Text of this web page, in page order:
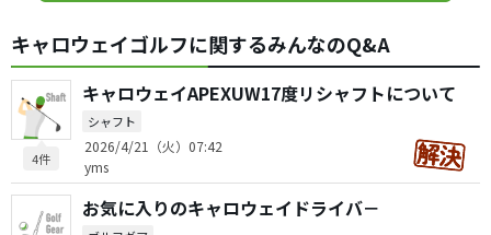
キャロウェイゴルフに関するみんなのQ&A
4件
キャロウェイAPEXUW17度リシャフトについて
シャフト
2026/4/21（火）07:42
yms
お気に入りのキャロウェイドライバ－